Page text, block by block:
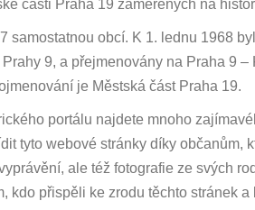
části Praha 19 zaměřených na
samostatnou obcí. K 1. lednu 1968
9, a přejmenovány na Praha 9
je Městská část Praha 19.
portálu najdete mnoho
tyto webové stránky díky občanům,
ale též fotografie ze svých
kdo přispěli ke zrodu těchto stránek